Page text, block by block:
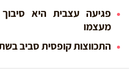
פגיעה עצבית היא
מעצמו
התכווצות קופסית סביב